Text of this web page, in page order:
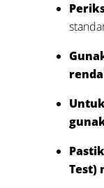
Test)